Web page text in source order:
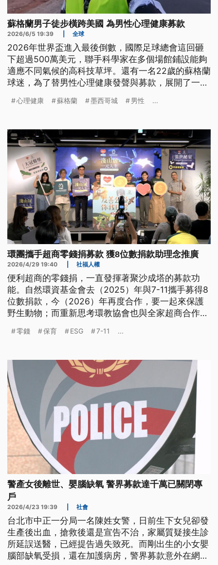
蘇格蘭男子徒步橫跨美國 為男性心理健康募款
2026/6/5 19:39 全球
2026年世界盃進入最後倒數，國際足球總會這回砸
下超過500萬美元，聯手科學家在多個場館鋪設能夠
適應不同氣候的高科技草坪。還有一名22歲的蘇格蘭
球迷，為了替男性心理健康發聲與募款，展開了一場
挑戰。
心理健康 蘇格蘭 墨西哥城 男性 ...
環團攜手超商零錢捐募款 獲8位數捐款助理念推廣
2026/4/29 19:40 社福人權
便利超商的零錢捐，一直發揮著聚沙成塔的募款功
能。自然環資基金會去（2025）年與7-11攜手募得8
位數捐款，今（2026）年再度合作，要一起來保護
野生動物；而重新思考環教協會也與全家超商合作，
零錢 保育 ESG 7-11 ...
警產女後離世、嬰腦缺氧 警界募款達千萬已關閉專
戶
2026/4/23 19:39 社會
台北市中正一分局一名陳姓女警，日前生下女兒卻發
生產後出血，搶救後還是宣告不治，家屬質疑接生診
所延誤送醫，已經提告過失致死。而剛出生的小女嬰
腦部缺氧受損，還在加護病房，警界募款意外在網路